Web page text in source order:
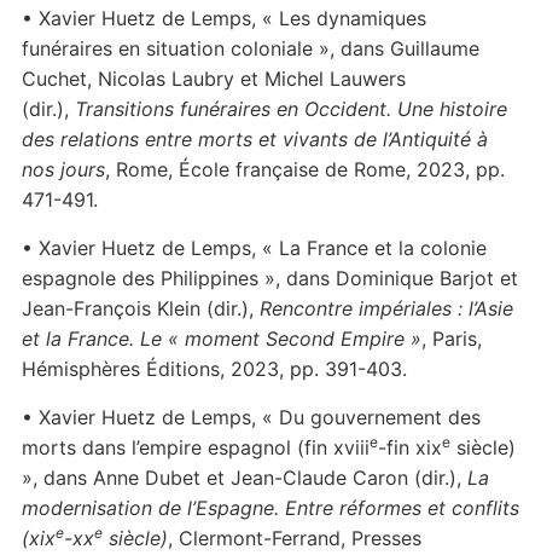
• Xavier Huetz de Lemps, « Les dynamiques
funéraires en situation coloniale », dans Guillaume
Cuchet, Nicolas Laubry et Michel Lauwers
(dir.), Transitions funéraires en Occident. Une histoire
des relations entre morts et vivants de l’Antiquité à
nos jours, Rome, École française de Rome, 2023, pp.
471-491.
• Xavier Huetz de Lemps, « La France et la colonie
espagnole des Philippines », dans Dominique Barjot et
Jean-François Klein (dir.), Rencontre impériales : l’Asie
et la France. Le « moment Second Empire », Paris,
Hémisphères Éditions, 2023, pp. 391-403.
• Xavier Huetz de Lemps, « Du gouvernement des
morts dans l’empire espagnol (fin xviiie-fin xixesiècle)
», dans Anne Dubet et Jean-Claude Caron (dir.), La
modernisation de l’Espagne. Entre réformes et conflits
(xixe-xxesiècle), Clermont-Ferrand, Presses